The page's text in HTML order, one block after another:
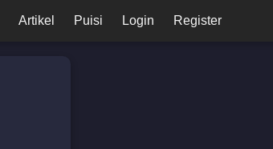
Artikel Puisi Login Register